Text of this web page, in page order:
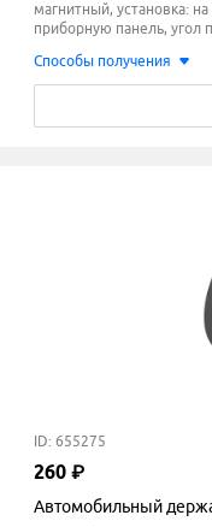
магнитный, установка:
приборную панель, угол
Способы получения
ID: 655275
260 ₽
Автомобильный